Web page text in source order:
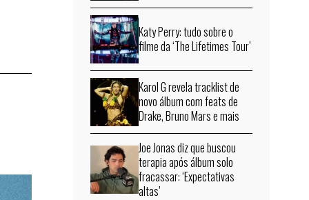
Katy Perry: tudo sobre o
filme da ‘The Lifetimes Tour’
Karol G revela tracklist de
novo álbum com feats de
Drake, Bruno Mars e mais
Joe Jonas diz que buscou
terapia após álbum solo
fracassar: ‘Expectativas
altas’